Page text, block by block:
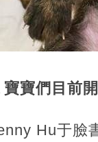
寶們目前
Hu于臉